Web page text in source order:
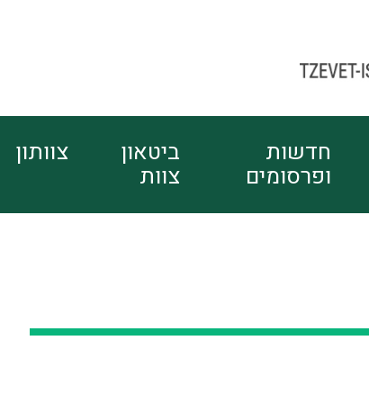
חדשות
ופרסומים
ביטאון
צוות
צוותון